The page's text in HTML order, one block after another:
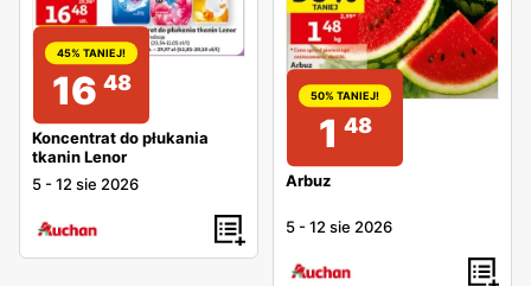
45% TANIEJ!
16 48
Koncentrat do płukania
tkanin Lenor
5 -12 sie 2026
50% TANIEJ!
1 48
Arbuz
5 -12 sie 2026